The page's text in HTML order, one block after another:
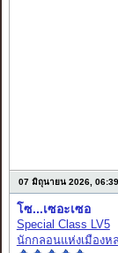
07 มิถุนายน 2026,
โซ...เซอะเซอ
Special Class LV5
นักกลอนแห่งเมืองห